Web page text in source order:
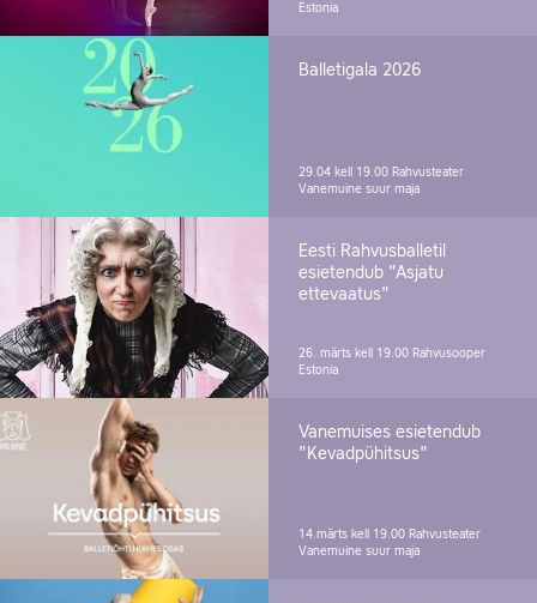
Estonia
Balletigala 2026
29.04 kell 19.00 Rahvusteater
Vanemuine suur maja
Eesti Rahvusballetil
esietendub "Asjatu
ettevaatus"
26. märts kell 19.00 Rahvusooper
Estonia
Vanemuises esietendub
"Kevadpühitsus"
14.märts kell 19.00 Rahvusteater
Vanemuine suur maja